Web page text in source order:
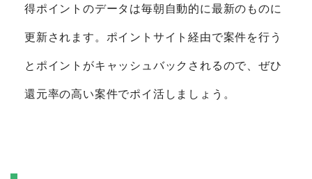
得ポイントのデータは毎朝自動的に最新のものに
更新されます。ポイントサイト経由で案件を行う
とポイントがキャッシュバックされるので、ぜひ
還元率の高い案件でポイ活しましょう。